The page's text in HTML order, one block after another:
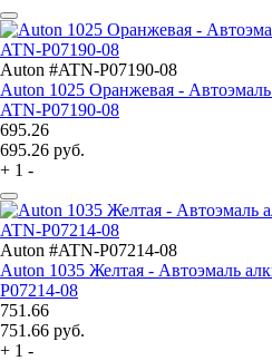
Auton #ATN-P07190-08
Auton 1025 Оранжевая -
ATN-P07190-08
695.26
695.26 руб.
+ 1 -
Auton #ATN-P07214-08
Auton 1035 Желтая - Автоэмаль
P07214-08
751.66
751.66 руб.
+ 1 -